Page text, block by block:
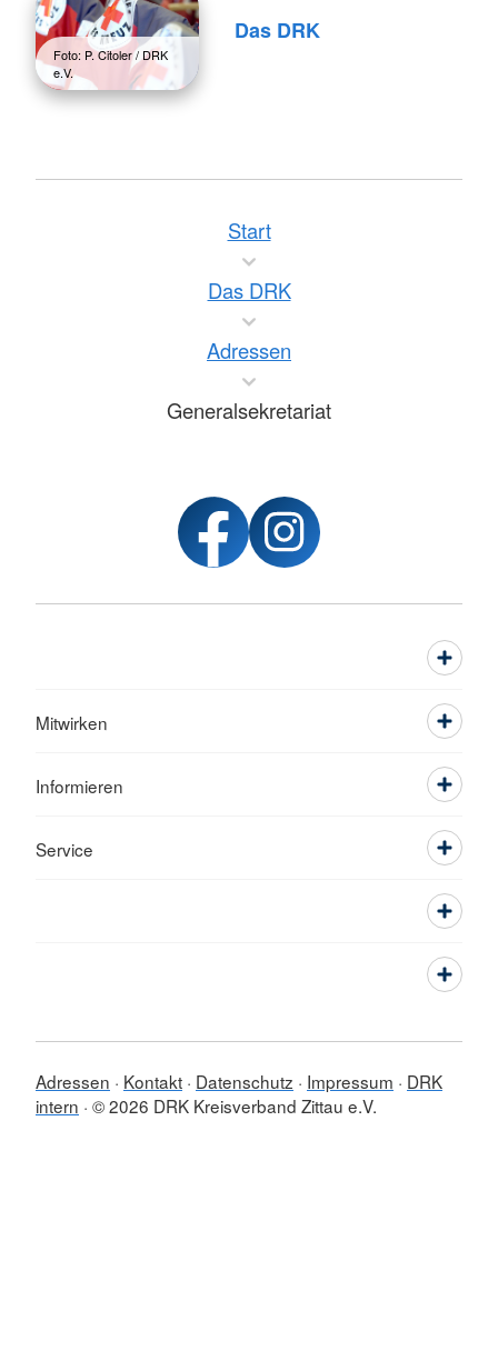
Foto: P. Citoler / DRK
e.V.
Das DRK
Start
Das DRK
Adressen
Generalsekretariat
Mitwirken
Informieren
Service
Adressen Kontakt Datenschutz Impressum
DRK
intern © 2026 DRK Kreisverband Zittau e.V.